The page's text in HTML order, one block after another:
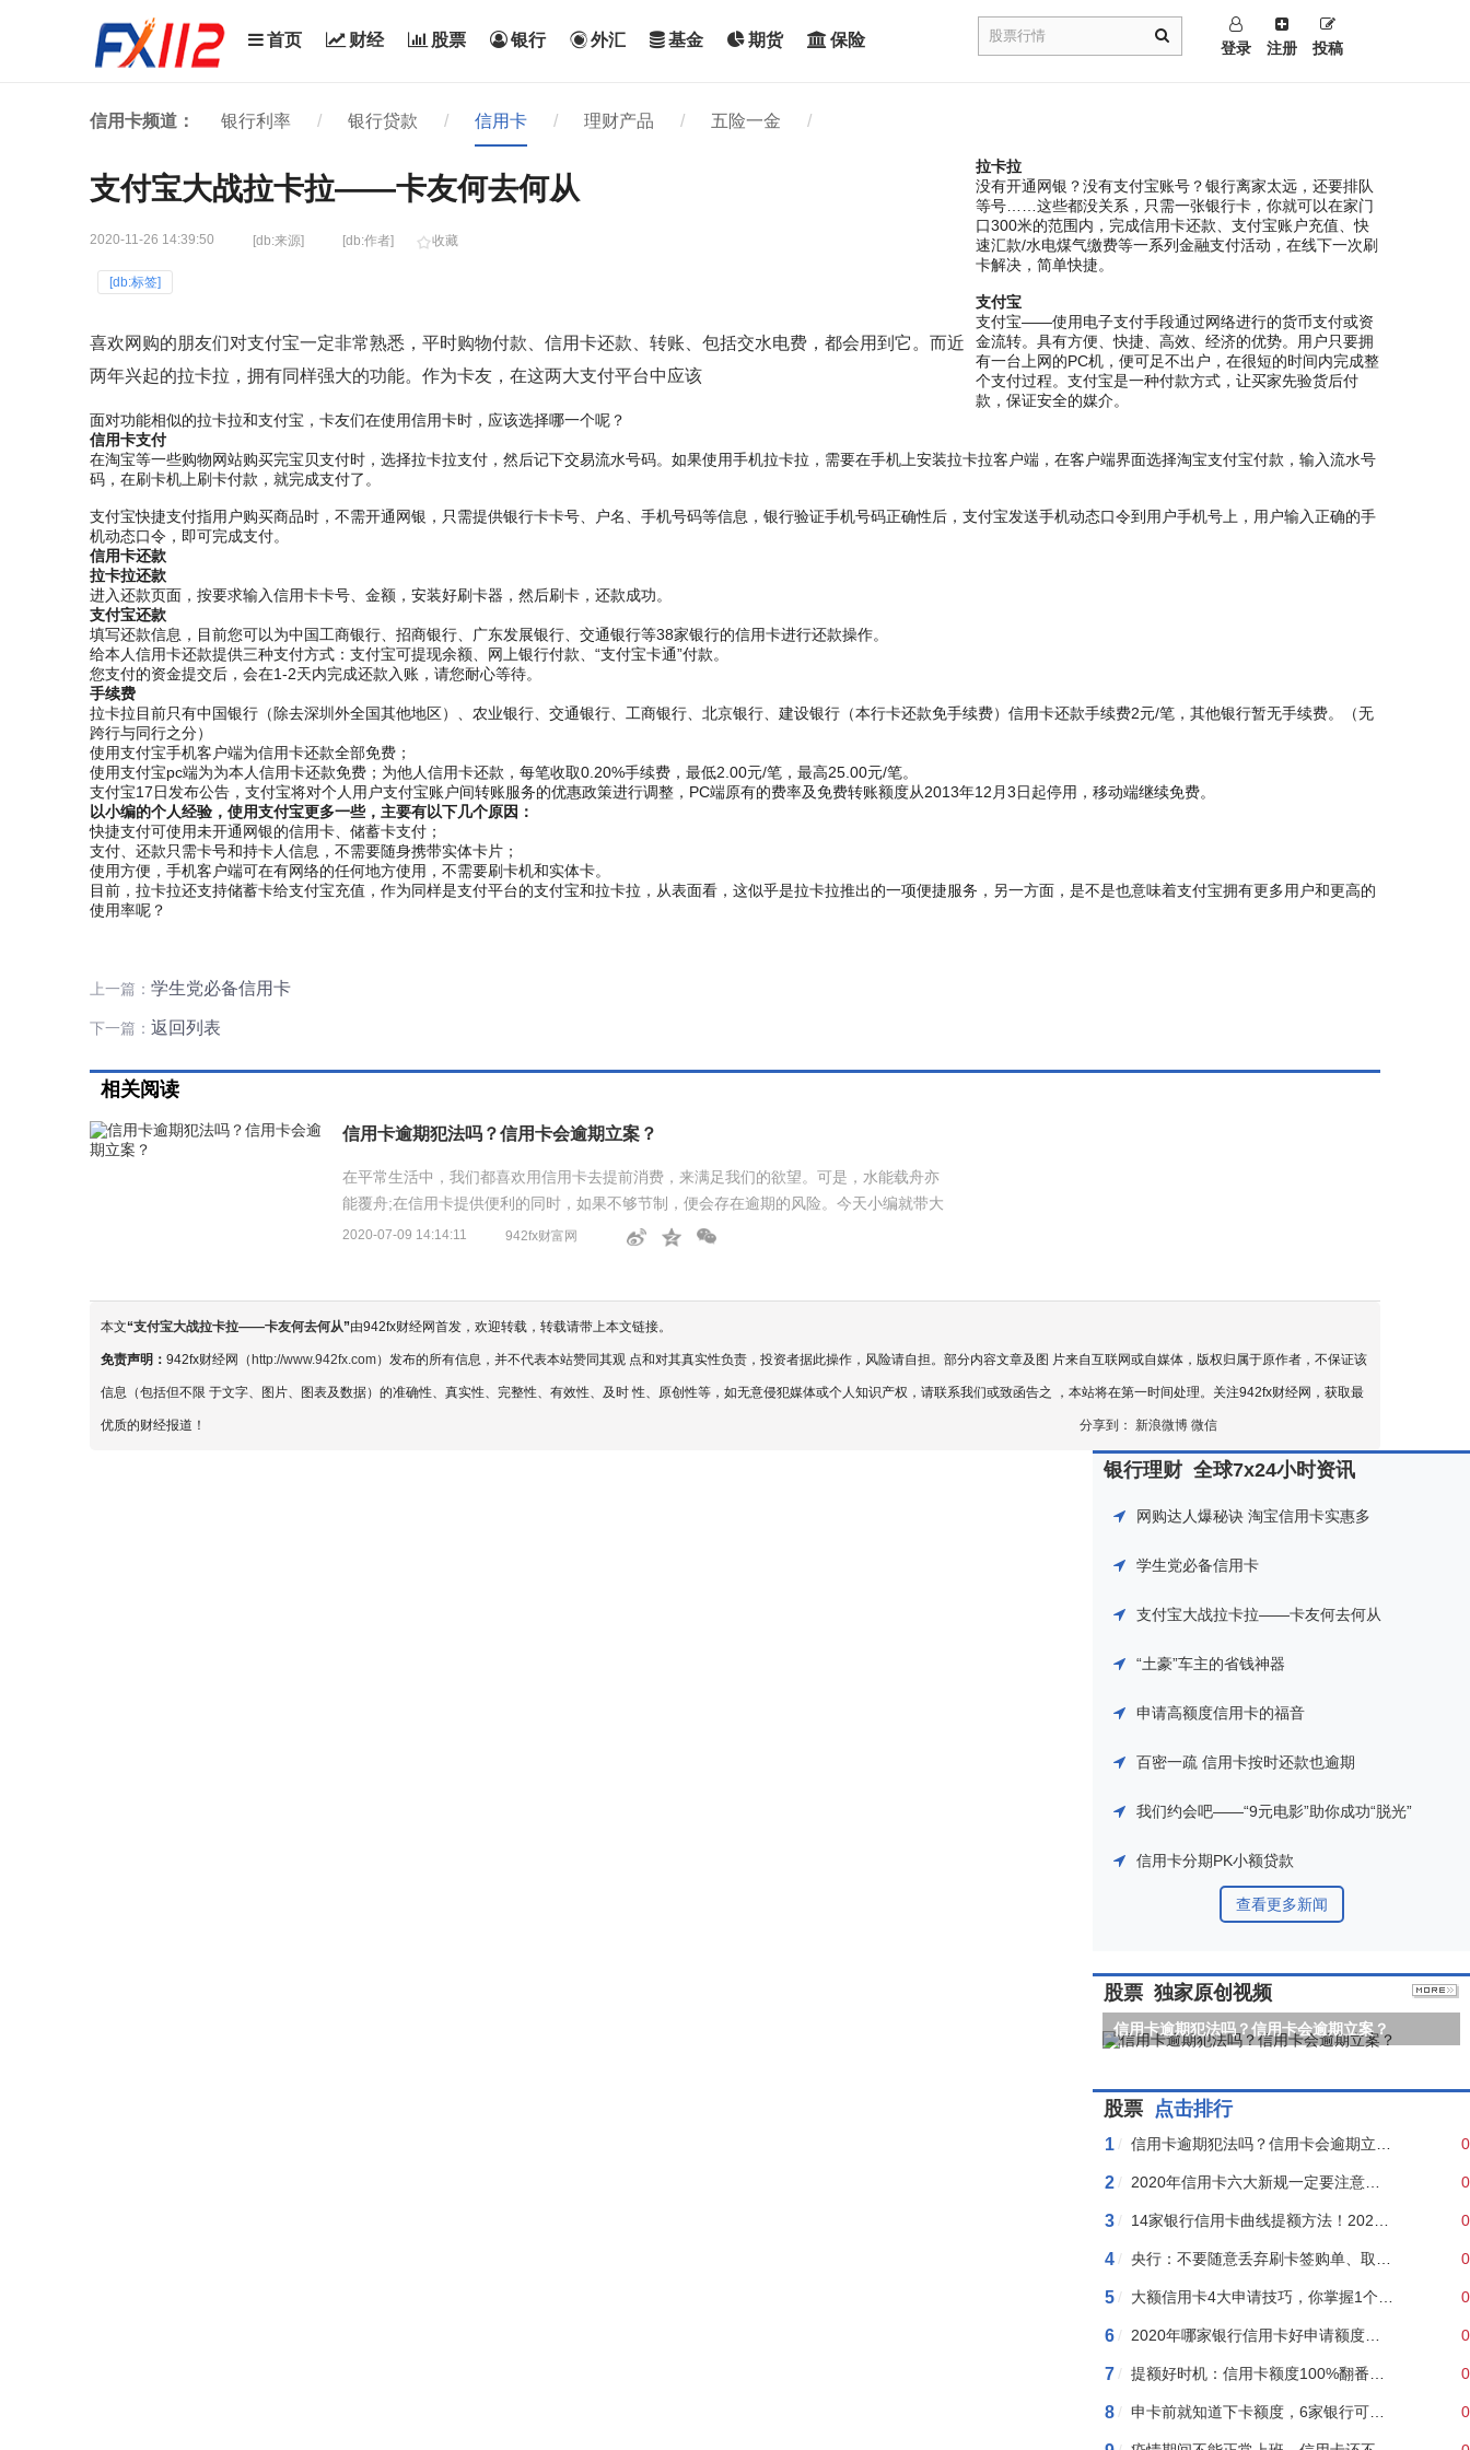
首页 财经 股票 银行 外汇 基金 期货 保险 登录 注册 投稿
信用卡频道： 银行利率 / 银行贷款 / 信用卡 / 理财产品 / 五险一金 /
支付宝大战拉卡拉——卡友何去何从
2020-11-26 14:39:50 [db:来源] [db:作者] 收藏
[db:标签]
喜欢网购的朋友们对支付宝一定非常熟悉，平时购物付款、信用卡还款、转账、包括交水电费，都会用到它。而近
两年兴起的拉卡拉，拥有同样强大的功能。作为卡友，在这两大支付平台中应该
拉卡拉
没有开通网银？没有支付宝账号？银行离家太远，还要排队
等号……这些都没关系，只需一张银行卡，你就可以在家门
口300米的范围内，完成信用卡还款、支付宝账户充值、快
速汇款/水电煤气缴费等一系列金融支付活动，在线下一次刷
卡解决，简单快捷。
支付宝
支付宝——使用电子支付手段通过网络进行的货币支付或资
金流转。具有方便、快捷、高效、经济的优势。用户只要拥
有一台上网的PC机，便可足不出户，在很短的时间内完成整
个支付过程。支付宝是一种付款方式，让买家先验货后付
款，保证安全的媒介。
面对功能相似的拉卡拉和支付宝，卡友们在使用信用卡时，应该选择哪一个呢？
信用卡支付
在淘宝等一些购物网站购买完宝贝支付时，选择拉卡拉支付，然后记下交易流水号码。如果使用手机拉卡拉，需要在手机上安装拉卡拉客户端，在客户端界面选择淘宝支付宝付款，输入流水号
码，在刷卡机上刷卡付款，就完成支付了。
支付宝快捷支付指用户购买商品时，不需开通网银，只需提供银行卡卡号、户名、手机号码等信息，银行验证手机号码正确性后，支付宝发送手机动态口令到用户手机号上，用户输入正确的手
机动态口令，即可完成支付。
信用卡还款
拉卡拉还款
进入还款页面，按要求输入信用卡卡号、金额，安装好刷卡器，然后刷卡，还款成功。
支付宝还款
填写还款信息，目前您可以为中国工商银行、招商银行、广东发展银行、交通银行等38家银行的信用卡进行还款操作。
给本人信用卡还款提供三种支付方式：支付宝可提现余额、网上银行付款、“支付宝卡通”付款。
您支付的资金提交后，会在1-2天内完成还款入账，请您耐心等待。
手续费
拉卡拉目前只有中国银行（除去深圳外全国其他地区）、农业银行、交通银行、工商银行、北京银行、建设银行（本行卡还款免手续费）信用卡还款手续费2元/笔，其他银行暂无手续费。（无
跨行与同行之分）
使用支付宝手机客户端为信用卡还款全部免费；
使用支付宝pc端为为本人信用卡还款免费；为他人信用卡还款，每笔收取0.20%手续费，最低2.00元/笔，最高25.00元/笔。
支付宝17日发布公告，支付宝将对个人用户支付宝账户间转账服务的优惠政策进行调整，PC端原有的费率及免费转账额度从2013年12月3日起停用，移动端继续免费。
以小编的个人经验，使用支付宝更多一些，主要有以下几个原因：
快捷支付可使用未开通网银的信用卡、储蓄卡支付；
支付、还款只需卡号和持卡人信息，不需要随身携带实体卡片；
使用方便，手机客户端可在有网络的任何地方使用，不需要刷卡机和实体卡。
目前，拉卡拉还支持储蓄卡给支付宝充值，作为同样是支付平台的支付宝和拉卡拉，从表面看，这似乎是拉卡拉推出的一项便捷服务，另一方面，是不是也意味着支付宝拥有更多用户和更高的
使用率呢？
上一篇： 学生党必备信用卡
下一篇： 返回列表
相关阅读
信用卡逾期犯法吗？信用卡会逾期立案？
在平常生活中，我们都喜欢用信用卡去提前消费，来满足我们的欲望。可是，水能载舟亦
能覆舟;在信用卡提供便利的同时，如果不够节制，便会存在逾期的风险。今天小编就带大
家看看信用卡那些事。...
2020-07-09 14:14:11 942fx财富网
本文“支付宝大战拉卡拉——卡友何去何从”由942fx财经网首发，欢迎转载，转载请带上本文链接。
免责声明： 942fx财经网（ http://www.942fx.com）发布的所有信息，并不代表本站赞同其观 点和对其真实性负责，投资者据此操作，风险请自担。部分内容文章及图 片来自互联网或自媒体，版权归属于原作者，不保证该
信息（包括但不限 于文字、图片、图表及数据）的准确性、真实性、完整性、有效性、及时 性、原创性等，如无意侵犯媒体或个人知识产权，请联系我们或致函告之 ，本站将在第一时间处理。关注942fx财经网，获取最
优质的财经报道！ 分享到： 新浪微博 微信
银行理财 全球7x24小时资讯
网购达人爆秘诀 淘宝信用卡实惠多
学生党必备信用卡
支付宝大战拉卡拉——卡友何去何从
“土豪”车主的省钱神器
申请高额度信用卡的福音
百密一疏 信用卡按时还款也逾期
我们约会吧——“9元电影”助你成功“脱光”
信用卡分期PK小额贷款
查看更多新闻
股票 独家原创视频
信用卡逾期犯法吗？信用卡会逾期立案？
股票 点击排行
1 / 0
2 / 0
3 / 0
4 / 0
5 / 0
6 / 0
7 / 0
8 / 0